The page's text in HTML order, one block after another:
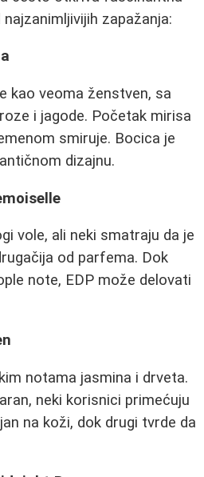
zapažanja:
kao veoma ženstven, sa
i jagode. Početak mirisa
smiruje. Bocica je
dizajnu.
vole, ali neki smatraju da je
od parfema. Dok
note, EDP može delovati
notama jasmina i drveta.
neki korisnici primećuju
na koži, dok drugi tvrde da